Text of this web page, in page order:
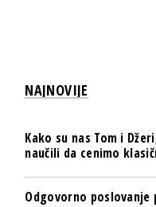
NAJNOVIJE
Kako su nas Tom i
naučili da cenimo
Odgovorno